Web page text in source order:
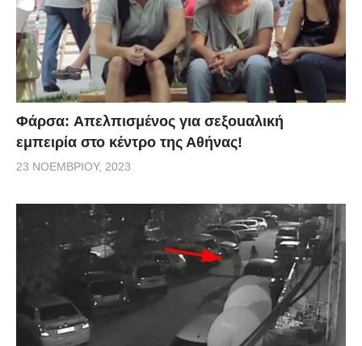
Φάρσα: Aπελπισμένος για σεξοuαλική
εμπειρία στο κέντρο της Αθήνας!
23 ΝΟΕΜΒΡΊΟΥ, 2023